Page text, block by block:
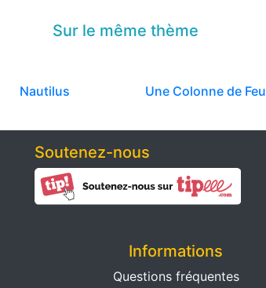
Sur le même thème
Nautilus Une Colonne de Feu
Soutenez-nous
Informations
Questions fréquentes